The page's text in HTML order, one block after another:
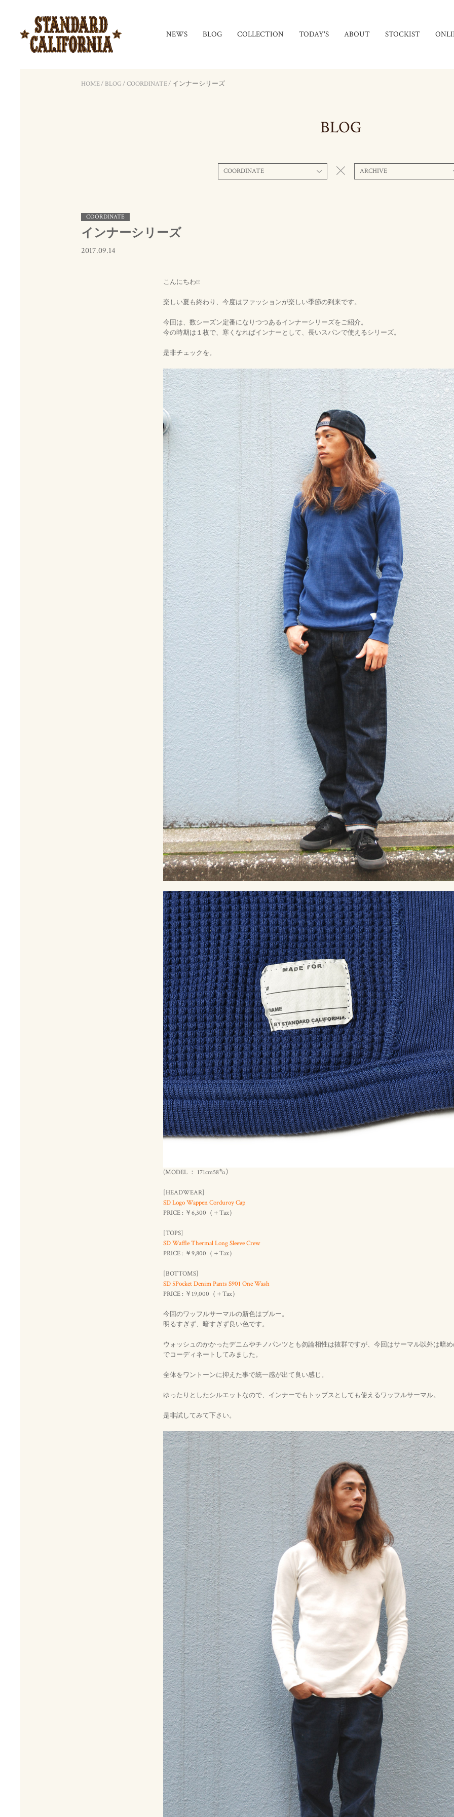
NEWS BLOG COLLECTION TODAY'S ABOUT STOCKIST
HOME/ BLOG/COORDINATE/ インナーシリーズ
BLOG
COORDINATE ARCHIVE
COORDINATE
インナーシリーズ
2017.09.14
こんにちわ!!
楽しい夏も終わり、今度はファッションが楽しい季節の到来です。
今回は、数シーズン定番になりつつあるインナーシリーズをご紹介。
今の時期は１枚で、寒くなればインナーとして、長いスパンで使えるシリーズ。
是非チェックを。
(MODEL ： 171cm58㌔）
[HEADWEAR]
SD Logo Wappen Corduroy Cap
PRICE : ￥6,300（＋Tax）
[TOPS]
SD Waffle Thermal Long Sleeve Crew
PRICE : ￥9,800（＋Tax）
[BOTTOMS]
SD 5Pocket Denim Pants S901 One Wash
PRICE : ￥19,000（＋Tax）
今回のワッフルサーマルの新色はブルー。
明るすぎず、暗すぎず良い色です。
ウォッシュのかかったデニムやチノパンツとも勿論相性は抜群ですが、今回はサーマル以外は暗
でコーディネートしてみました。
全体をワントーンに抑えた事で統一感が出て良い感じ。
ゆったりとしたシルエットなので、インナーでもトップスとしても使えるワッフルサーマル。
是非試してみて下さい。